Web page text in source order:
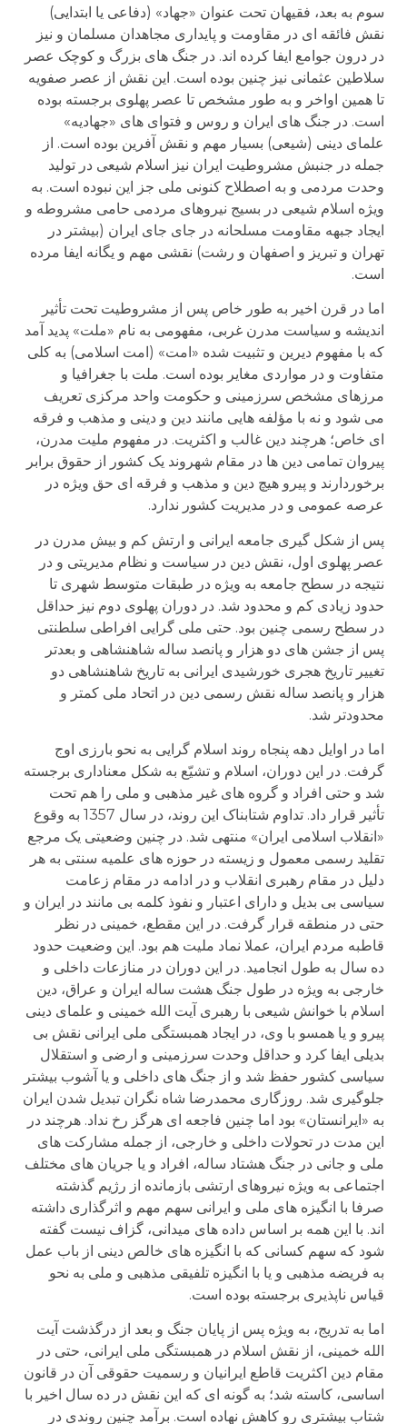
سوم به بعد، فقیهان تحت عنوان «جهاد» (دفاعی یا ابتدایی)
نقش فائقه ای در مقاومت و پایداری مجاهدان مسلمان و نیز
در درون جوامع ایفا کرده اند. در جنگ های بزرگ و کوچک عصر
سلاطین عثمانی نیز چنین بوده است. این نقش از عصر صفویه
تا همین اواخر و به طور مشخص تا عصر پهلوی برجسته بوده
است. در جنگ های ایران و روس و فتوای های «جهادیه»
علمای دینی (شیعی) بسیار مهم و نقش آفرین بوده است. از
جمله در جنبش مشروطیت ایران نیز اسلام شیعی در تولید
وحدت مردمی و به اصطلاح کنونی ملی جز این نبوده است. به
ویژه اسلام شیعی در بسیج نیروهای مردمی حامی مشروطه و
ایجاد جبهه مقاومت مسلحانه در جای جای ایران (بیشتر در
تهران و تبریز و اصفهان و رشت) نقشی مهم و یگانه ایفا مرده
است.
اما در قرن اخیر به طور خاص پس از مشروطیت تحت تأثیر
اندیشه و سیاست مدرن غربی، مفهومی به نام «ملت» پدید آمد
که با مفهوم دیرین و تثبیت شده «امت» (امت اسلامی) به کلی
متفاوت و در مواردی مغایر بوده است. ملت با جغرافیا و
مرزهای مشخص سرزمینی و حکومت واحد مرکزی تعریف
می شود و نه با مؤلفه هایی مانند دین و دینی و مذهب و فرقه
ای خاص؛ هرچند دین غالب و اکثریت. در مفهوم ملیت مدرن،
پیروان تمامی دین ها در مقام شهروند یک کشور از حقوق برابر
برخوردارند و پیرو هیچ دین و مذهب و فرقه ای حق ویژه در
عرصه عمومی و در مدیریت کشور ندارد.
پس از شکل گیری جامعه ایرانی و ارتش کم و بیش مدرن در
عصر پهلوی اول، نقش دین در سیاست و نظام مدیریتی و در
نتیجه در سطح جامعه به ویژه در طبقات متوسط شهری تا
حدود زیادی کم و محدود شد. در دوران پهلوی دوم نیز حداقل
در سطح رسمی چنین بود. حتی ملی گرایی افراطی سلطنتی
پس از جشن های دو هزار و پانصد ساله شاهنشاهی و بعدتر
تغییر تاریخ هجری خورشیدی ایرانی به تاریخ شاهنشاهی دو
هزار و پانصد ساله نقش رسمی دین در اتحاد ملی کمتر و
محدودتر شد.
اما در اوایل دهه پنجاه روند اسلام گرایی به نحو بارزی اوج
گرفت. در این دوران، اسلام و تشیّع به شکل معناداری برجسته
شد و حتی افراد و گروه های غیر مذهبی و ملی را هم تحت
تأثیر قرار داد. تداوم شتابناک این روند، در سال 1357 به وقوع
«انقلاب اسلامی ایران» منتهی شد. در چنین وضعیتی یک مرجع
تقلید رسمی معمول و زیسته در حوزه های علمیه سنتی به هر
دلیل در مقام رهبری انقلاب و در ادامه در مقام زعامت
سیاسی بی بدیل و دارای اعتبار و نفوذ کلمه بی مانند در ایران و
حتی در منطقه قرار گرفت. در این مقطع، خمینی در نظر
قاطبه مردم ایران، عملا نماد ملیت هم بود. این وضعیت حدود
ده سال به طول انجامید. در این دوران در منازعات داخلی و
خارجی به ویژه در طول جنگ هشت ساله ایران و عراق، دین
اسلام با خوانش شیعی با رهبری آیت الله خمینی و علمای دینی
پیرو و یا همسو با وی، در ایجاد همبستگی ملی ایرانی نقش بی
بدیلی ایفا کرد و حداقل وحدت سرزمینی و ارضی و استقلال
سیاسی کشور حفظ شد و از جنگ های داخلی و یا آشوب بیشتر
جلوگیری شد. روزگاری محمدرضا شاه نگران تبدیل شدن ایران
به «ایرانستان» بود اما چنین فاجعه ای هرگز رخ نداد. هرچند در
این مدت در تحولات داخلی و خارجی، از جمله مشارکت های
ملی و جانی در جنگ هشتاد ساله، افراد و یا جریان های مختلف
اجتماعی به ویژه نیروهای ارتشی بازمانده از رژیم گذشته
صرفا با انگیزه های ملی و ایرانی سهم مهم و اثرگذاری داشته
اند. با این همه بر اساس داده های میدانی، گزاف نیست گفته
شود که سهم کسانی که با انگیزه های خالص دینی از باب عمل
به فریضه مذهبی و یا با انگیزه تلفیقی مذهبی و ملی به نحو
قیاس ناپذیری برجسته بوده است.
اما به تدریج، به ویژه پس از پایان جنگ و بعد از درگذشت آیت
الله خمینی، از نقش اسلام در همبستگی ملی ایرانی، حتی در
مقام دین اکثریت قاطع ایرانیان و رسمیت حقوقی آن در قانون
اساسی، کاسته شد؛ به گونه ای که این نقش در ده سال اخیر با
شتاب بیشتری رو کاهش نهاده است. برآمد چنین روندی در